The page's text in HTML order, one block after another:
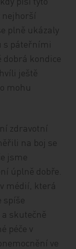
nejhorší
plně ukázaly
s páteřními
dobrá kondice
ještě
mohu
zdravotní
na boj se
jsme
úplně dobře.
médií, která
spíše
skutečně
péče v
ve